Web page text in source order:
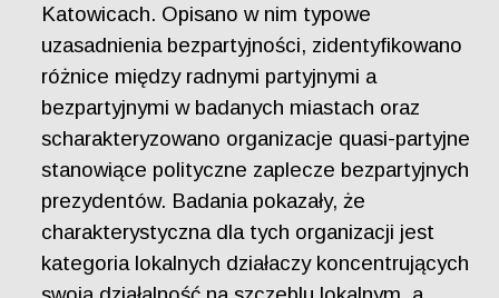
Katowicach. Opisano w nim typowe
uzasadnienia bezpartyjności, zidentyfikowano
różnice między radnymi partyjnymi a
bezpartyjnymi w badanych miastach oraz
scharakteryzowano organizacje quasi-partyjne
stanowiące polityczne zaplecze bezpartyjnych
prezydentów. Badania pokazały, że
charakterystyczna dla tych organizacji jest
kategoria lokalnych działaczy koncentrujących